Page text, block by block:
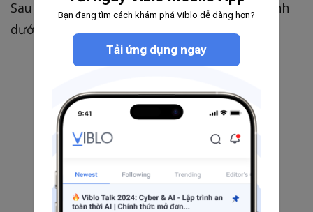
Sau khi chạy kết quả hiển thị được sẽ như hình
dưới đây:
Bạn đang tìm cách khám phá Viblo dễ dàng hơn?
Tải ứng dụng ngay